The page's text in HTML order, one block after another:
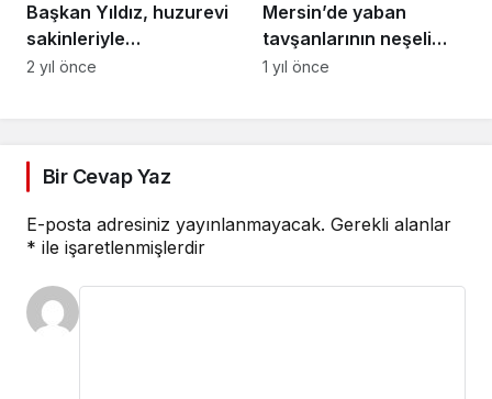
Başkan Yıldız, huzurevi
sakinleriyle
bayramlaştı
2 yıl önce
Mersin’de yaban
tavşanlarının neşeli
anları kameraya
1 yıl önce
Bir Cevap Yaz
E-posta adresiniz yayınlanmayacak. Gerekli alanlar
* ile işaretlenmişlerdir